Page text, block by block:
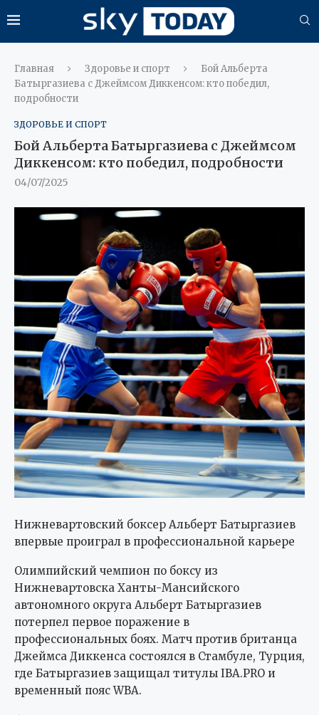
Главная Здоровье и спорт
Бой Альберта
Батыргазиева с Джеймсом Диккенсом: кто победил,
подробности
ЗДОРОВЬЕ И СПОРТ
Бой Альберта Батыргазиева с Джеймсом
Диккенсом: кто победил, подробности
04/07/2025
Нижневартовский боксер Альберт Батыргазиев
впервые проиграл в профессиональной карьере
Олимпийский чемпион по боксу из
Нижневартовска Ханты-Мансийского
автономного округа Альберт Батыргазиев
потерпел первое поражение в
профессиональных боях. Матч против британца
Джеймса Диккенса состоялся в Стамбуле, Турция,
где Батыргазиев защищал титулы IBA.PRO и
временный пояс WBA.